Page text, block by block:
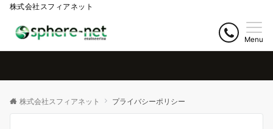
株式会社スフィアネット
Menu
株式会社スフィアネット プライバシーポリシー